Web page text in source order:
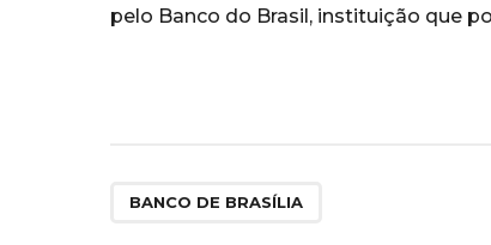
pelo Banco do Brasil, instituição que
BANCO DE BRASÍLIA